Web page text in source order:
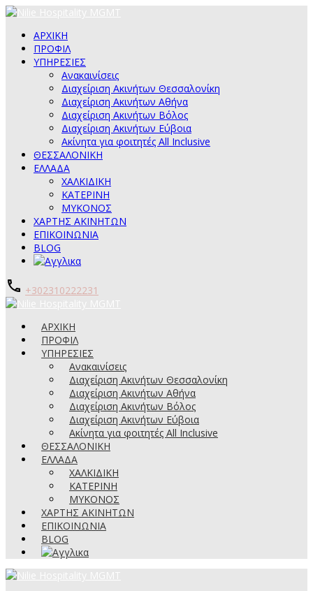
ΑΡΧΙΚΗ
ΠΡΟΦΙΛ
ΥΠΗΡΕΣΙΕΣ
Ανακαινίσεις
Διαχείριση Ακινήτων Θεσσαλονίκη
Διαχείριση Ακινήτων Αθήνα
Διαχείριση Ακινήτων Βόλος
Διαχείριση Ακινήτων Εύβοια
Ακίνητα για φοιτητές All Inclusive
ΘΕΣΣΑΛΟΝΙΚΗ
ΕΛΛΑΔΑ
ΧΑΛΚΙΔΙΚΗ
ΚΑΤΕΡΙΝΗ
ΜΥΚΟΝΟΣ
ΧΑΡΤΗΣ ΑΚΙΝΗΤΩΝ
ΕΠΙΚΟΙΝΩΝΙΑ
BLOG
+302310222231
ΑΡΧΙΚΗ
ΠΡΟΦΙΛ
ΥΠΗΡΕΣΙΕΣ
Ανακαινίσεις
Διαχείριση Ακινήτων Θεσσαλονίκη
Διαχείριση Ακινήτων Αθήνα
Διαχείριση Ακινήτων Βόλος
Διαχείριση Ακινήτων Εύβοια
Ακίνητα για φοιτητές All Inclusive
ΘΕΣΣΑΛΟΝΙΚΗ
ΕΛΛΑΔΑ
ΧΑΛΚΙΔΙΚΗ
ΚΑΤΕΡΙΝΗ
ΜΥΚΟΝΟΣ
ΧΑΡΤΗΣ ΑΚΙΝΗΤΩΝ
ΕΠΙΚΟΙΝΩΝΙΑ
BLOG